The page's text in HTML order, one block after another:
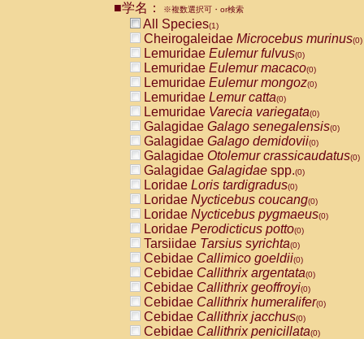
CebidaeCebus nigrivittatus
CebidaeCebus
CebidaeSaimiri boliviensis(0)
CebidaeSaimiri sciureus(0)
AtelidaeAlouatta caraya(0)
AtelidaeAlouatta fusca(0)
AtelidaeAlouatta seniculus
AtelidaeAlouattaspp.(0)
AtelidaeAteles belzebuth(0)
AtelidaeAteles geoffroyi(0)
AtelidaeAteles paniscus(0)
AtelidaeAtelesspp.(0)
Atelidae Lagothrix lagothricha
AtelidaeLagothrix lagothricha cana
PitheciidaeCacajao calvus
PitheciidaeCallicebus cupreus
PitheciidaeCallicebus donacophilus
PitheciidaeCallicebus moloch
PitheciidaeCallicebus torquatus
PitheciidaeCallicebusspp.(0)
PitheciidaeChiropotes satanas(0)
PitheciidaePithecia monachus
PitheciidaePithecia pithecia(0)
■学名： ※複数選択可・or検索
All Species(1)
Cheirogaleidae Microcebus murinus(0)
Lemuridae Eulemur fulvus(0)
Lemuridae Eulemur macaco(0)
Lemuridae Eulemur mongoz(0)
Lemuridae Lemur catta(0)
Lemuridae Varecia variegata(0)
Galagidae Galago senegalensis(0)
Galagidae Galago demidovii(0)
Galagidae Otolemur crassicaudatus(0)
Galagidae Galagidae spp.(0)
Loridae Loris tardigradus(0)
Loridae Nycticebus coucang(0)
Loridae Nycticebus pygmaeus(0)
Loridae Perodicticus potto(0)
Tarsiidae Tarsius syrichta(0)
Cebidae Callimico goeldii(0)
Cebidae Callithrix argentata(0)
Cebidae Callithrix geoffroyi(0)
Cebidae Callithrix humeralifer(0)
Cebidae Callithrix jacchus(0)
Cebidae Callithrix penicillata(0)